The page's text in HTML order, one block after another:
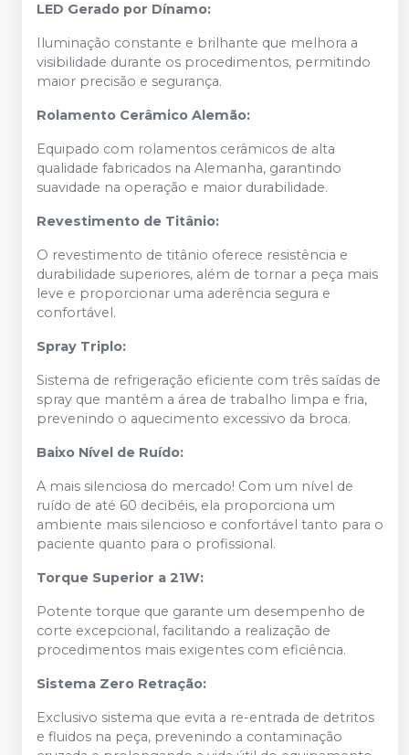
LED Gerado por Dínamo:
Iluminação constante e brilhante que melhora a
visibilidade durante os procedimentos, permitindo
maior precisão e segurança.
Rolamento Cerâmico Alemão:
Equipado com rolamentos cerâmicos de alta
qualidade fabricados na Alemanha, garantindo
suavidade na operação e maior durabilidade.
Revestimento de Titânio:
O revestimento de titânio oferece resistência e
durabilidade superiores, além de tornar a peça mais
leve e proporcionar uma aderência segura e
confortável.
Spray Triplo:
Sistema de refrigeração eficiente com três saídas de
spray que mantêm a área de trabalho limpa e fria,
prevenindo o aquecimento excessivo da broca.
Baixo Nível de Ruído:
A mais silenciosa do mercado! Com um nível de
ruído de até 60 decibéis, ela proporciona um
ambiente mais silencioso e confortável tanto para o
paciente quanto para o profissional.
Torque Superior a 21W:
Potente torque que garante um desempenho de
corte excepcional, facilitando a realização de
procedimentos mais exigentes com eficiência.
Sistema Zero Retração:
Exclusivo sistema que evita a re-entrada de detritos
e fluidos na peça, prevenindo a contaminação